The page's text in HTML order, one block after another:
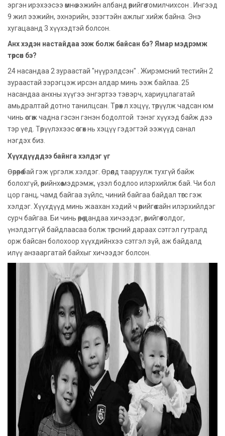
эргэн ирэхээсээ өмнө ээжийн албанд өөрийгөө томилчихсон . Ингээд
9 жил ээжийн, эхнэрийн, эзэгтэйн ажлыг хийж байна. Энэ
хугацаанд 3 хүүхэдтэй болсон.
Анх хэдэн настайдаа ээж болж байсан бэ? Ямар мэдрэмж
төрсөн бэ?
24 насандаа 2 зураастай "нүүрэлдсэн" . Жирэмсний тестийн 2
зураастай зэрэгцэж ирсэн алдар минь ээж байлаа. 25
насандаа анхны хүүгээ энгэртээ тэвэрч, хариуцлагатай
амьдралтай дотно танилцсан. Төрөх л хэцүү, төрүүлж чадсан юм
чинь өсгөж чадна гэсэн гэнэн бодолтой тэнэг хүүхэд байж дээ
тэр үед. Төрүүлэхээс өсгөх нь хэцүү гэдэгтэй ээжүүд санал
нэгдэх биз.
Хүүхдүүддээ байнга хэлдэг үг
Өөрөөрөө бай гэж үргэлж хэлдэг. Өрөөлд тааруулж тухгүй байж
болохгүй, өөрийнхөө мэдрэмж, үзэл бодлоо илэрхийлж бай. Чи бол
цор ганц, чамд байгаа зүйлс, чиний байгаа байдал төгс гэж
хэлдэг. Хүүхдүүд минь жаахан хэдий ч өөрийгөө сайн илэрхийлдэг
сурч байгаа. Би чинь өөрөө дандаа хичээдэг, өөрийгөө голдог,
үнэлдэггүй байдлаасаа болж төрсний дараах сэтгэл гутралд
орж байсан болохоор хүүхдийнхээ сэтгэл зүй, аж байдалд
илүү анзааргатай байхыг хичээдэг болсон.